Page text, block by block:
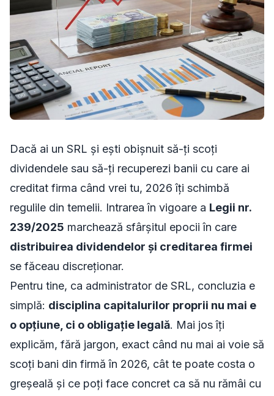
Dacă ai un SRL și ești obișnuit să-ți scoți
dividendele sau să-ți recuperezi banii cu care ai
creditat firma când vrei tu, 2026 îți schimbă
regulile din temelii. Intrarea în vigoare a Legii nr.
239/2025 marchează sfârșitul epocii în care
distribuirea dividendelor și creditarea firmei
se făceau discreționar.
Pentru tine, ca administrator de SRL, concluzia e
simplă: disciplina capitalurilor proprii nu mai e
o opțiune, ci o obligație legală. Mai jos îți
explicăm, fără jargon, exact când nu mai ai voie să
scoți bani din firmă în 2026, cât te poate costa o
greșeală și ce poți face concret ca să nu rămâi cu